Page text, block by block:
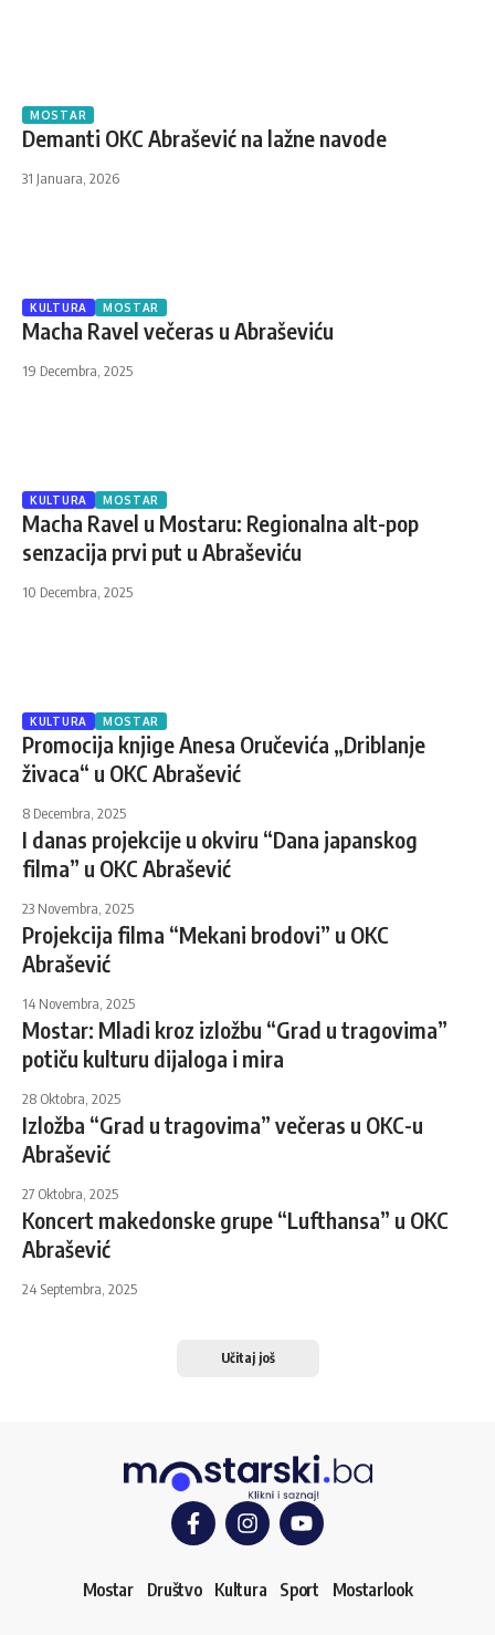
MOSTAR
Demanti OKC Abrašević na lažne navode
31 Januara, 2026
KULTURA MOSTAR
Macha Ravel večeras u Abraševiću
19 Decembra, 2025
KULTURA MOSTAR
Macha Ravel u Mostaru: Regionalna alt-pop
senzacija prvi put u Abraševiću
10 Decembra, 2025
KULTURA MOSTAR
Promocija knjige Anesa Oručevića „Driblanje
živaca“ u OKC Abrašević
8 Decembra, 2025
I danas projekcije u okviru “Dana japanskog
filma” u OKC Abrašević
23 Novembra, 2025
Projekcija filma “Mekani brodovi” u OKC
Abrašević
14 Novembra, 2025
Mostar: Mladi kroz izložbu “Grad u tragovima”
potiču kulturu dijaloga i mira
28 Oktobra, 2025
Izložba “Grad u tragovima” večeras u OKC-u
Abrašević
27 Oktobra, 2025
Koncert makedonske grupe “Lufthansa” u OKC
Abrašević
24 Septembra, 2025
Učitaj još
Mostar Društvo Kultura Sport Mostarlook